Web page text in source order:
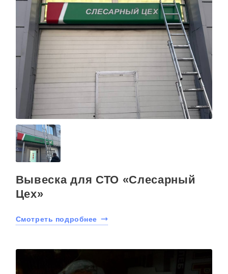
Вывеска для СТО «Слесарный
Цех»
Смотреть подробнее